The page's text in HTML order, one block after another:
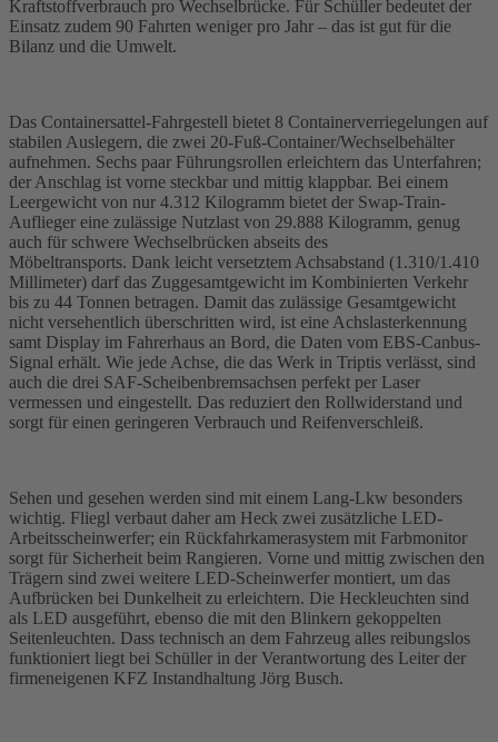
Kraftstoffverbrauch pro Wechselbrücke. Für Schüller bedeutet der
Einsatz zudem 90 Fahrten weniger pro Jahr – das ist gut für die
Bilanz und die Umwelt.
Das Containersattel-Fahrgestell bietet 8 Containerverriegelungen auf
stabilen Auslegern, die zwei 20-Fuß-Container/Wechselbehälter
aufnehmen. Sechs paar Führungsrollen erleichtern das Unterfahren;
der Anschlag ist vorne steckbar und mittig klappbar. Bei einem
Leergewicht von nur 4.312 Kilogramm bietet der Swap-Train-
Auflieger eine zulässige Nutzlast von 29.888 Kilogramm, genug
auch für schwere Wechselbrücken abseits des
Möbeltransports. Dank leicht versetztem Achsabstand (1.310/1.410
Millimeter) darf das Zuggesamtgewicht im Kombinierten Verkehr
bis zu 44 Tonnen betragen. Damit das zulässige Gesamtgewicht
nicht versehentlich überschritten wird, ist eine Achslasterkennung
samt Display im Fahrerhaus an Bord, die Daten vom EBS-Canbus-
Signal erhält. Wie jede Achse, die das Werk in Triptis verlässt, sind
auch die drei SAF-Scheibenbremsachsen perfekt per Laser
vermessen und eingestellt. Das reduziert den Rollwiderstand und
sorgt für einen geringeren Verbrauch und Reifenverschleiß.
Sehen und gesehen werden sind mit einem Lang-Lkw besonders
wichtig. Fliegl verbaut daher am Heck zwei zusätzliche LED-
Arbeitsscheinwerfer; ein Rückfahrkamerasystem mit Farbmonitor
sorgt für Sicherheit beim Rangieren. Vorne und mittig zwischen den
Trägern sind zwei weitere LED-Scheinwerfer montiert, um das
Aufbrücken bei Dunkelheit zu erleichtern. Die Heckleuchten sind
als LED ausgeführt, ebenso die mit den Blinkern gekoppelten
Seitenleuchten. Dass technisch an dem Fahrzeug alles reibungslos
funktioniert liegt bei Schüller in der Verantwortung des Leiter der
firmeneigenen KFZ Instandhaltung Jörg Busch.